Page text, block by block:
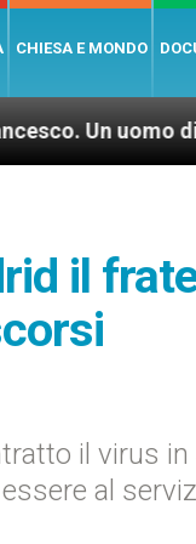
CHIESA E MONDO
uomo di
il
il virus
al